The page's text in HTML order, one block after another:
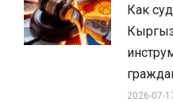
Как
2026-07-